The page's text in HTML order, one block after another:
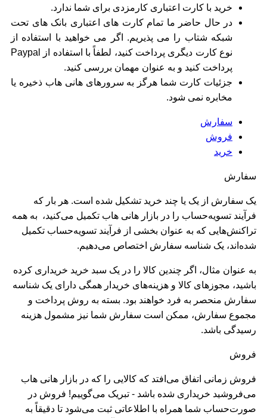
خرید با کارت اعتباری کارمزدی برای شما ندارد.
در حال حاضر ما تمام کارت های اعتباری بانک های تحت
شبکه شتاب را می پذیریم. اگر می خواهید با استفاده از
نوع کارت دیگری پرداخت کنید، لطفاً با استفاده از Paypal
پرداخت کنید و به عنوان مهمان بررسی کنید.
جزئیات کارت شما هرگز به سرورهای هانی هاب ذخیره یا
مخابره نمی شود.
سفارش
فروش
خرید
سفارش
یک سفارش از یک یا چند خرید تشکیل شده است. هر بار که
فرآیند تسویه‌حساب را در بازار هانی هاب تکمیل می‌کنید، به همه
تراکنش‌هایی که به عنوان بخشی از فرآیند تسویه‌حساب تکمیل
شده‌اند، یک شناسه سفارش اختصاص می‌دهیم.
به عنوان مثال، اگر چندین کالا را در یک سبد خرید خریداری کرده
باشید، مجوزهای کالا و هزینه‌های خریدار همگی دارای یک شناسه
سفارش منحصر به فرد خواهند بود. بسته به روش پرداخت و
مجموع سفارش، ممکن است سفارش شما نیز مشمول هزینه
رسیدگی باشد.
فروش
فروش زمانی اتفاق می‌افتد که کالایی را که در بازار هانی هاب
می‌فروشید خریداری شده باشد - تبریک می‌گوییم! فروش در
صورت‌حساب شما همراه با اطلاعاتی ثبت می‌شود تا دقیقاً به